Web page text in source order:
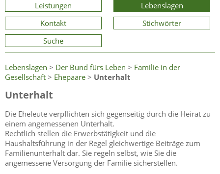
Leistungen
Lebenslagen
Kontakt
Stichwörter
Suche
Lebenslagen > Der Bund fürs Leben > Familie in der
Gesellschaft > Ehepaare > Unterhalt
Unterhalt
Die Eheleute verpflichten sich gegenseitig durch die Heirat zu
einem angemessenen Unterhalt.
Rechtlich stellen die Erwerbstätigkeit und die
Haushaltsführung in der Regel gleichwertige Beiträge zum
Familienunterhalt dar. Sie regeln selbst, wie Sie die
angemessene Versorgung der Familie sicherstellen.